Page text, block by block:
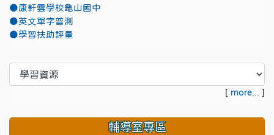
●康軒雲學校龜山國中
●英文單字普測
●學習扶助評量
[ more... ]
輔導室專區